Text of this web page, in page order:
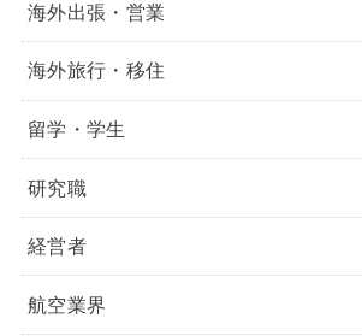
海外出張・営業
海外旅行・移住
留学・学生
研究職
経営者
航空業界